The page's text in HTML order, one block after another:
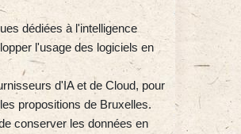
dédiées à l'intelligence
l'usage des logiciels en
d'IA et de Cloud, pour
propositions de Bruxelles.
conserver les données en